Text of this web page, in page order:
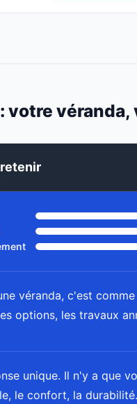
votre
véranda, c'est
options, les travaux
unique. Il n'y a que
le confort, la durabilité.